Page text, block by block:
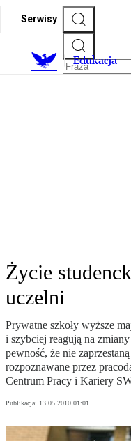
Serwisy
Edukacja
Życie
uczelni
Prywatne szkoły wyższe
i szybciej reagują na
pewność, że nie
rozpoznawane przez
Centrum Pracy i Kariery
Publikacja: 13.05.2010 01:01